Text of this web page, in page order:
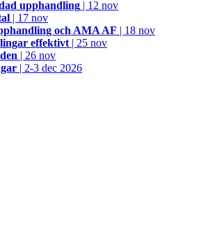
upphandling | 12 nov
| 17 nov
och AMA AF | 18 nov
effektivt | 25 nov
| 26 nov
| 2-3 dec 2026